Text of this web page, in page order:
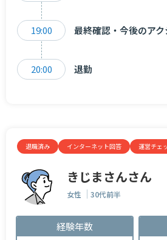
19:00 最終確認・今後のア
20:00 退勤
退職済み インターネット回答 運営チェ
きじまさんさん
女性 30代前半
経験年数